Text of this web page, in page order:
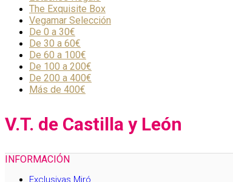
The Exquisite Box
Vegamar Selección
De 0 a 30€
De 30 a 60€
De 60 a 100€
De 100 a 200€
De 200 a 400€
Más de 400€
V.T. de Castilla y León
INFORMACIÓN
Exclusivas Miró